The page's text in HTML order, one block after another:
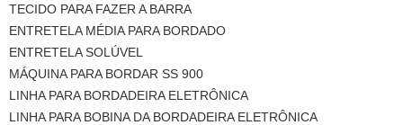
TECIDO PARA FAZER A BARRA
ENTRETELA MÉDIA PARA BORDADO
ENTRETELA SOLÚVEL
MÁQUINA PARA BORDAR SS 900
LINHA PARA BORDADEIRA ELETRÔNICA
LINHA PARA BOBINA DA BORDADEIRA ELETRÔNICA